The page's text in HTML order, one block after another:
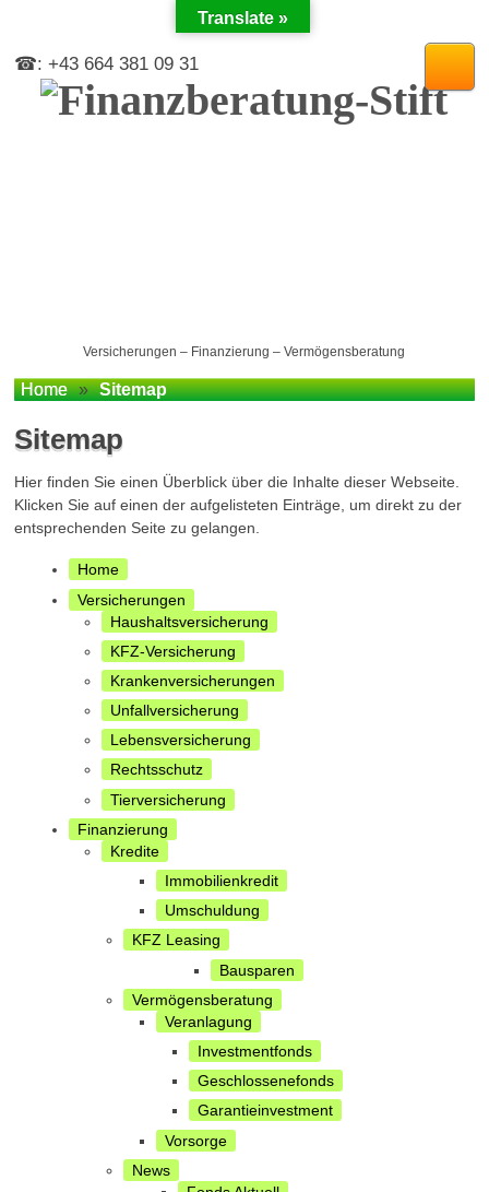
☎: +43 664 381 09 31
Versicherungen – Finanzierung – Vermögensberatung
Home » Sitemap
Sitemap
Hier finden Sie einen Überblick über die Inhalte dieser Webseite.
Klicken Sie auf einen der aufgelisteten Einträge, um direkt zu der
entsprechenden Seite zu gelangen.
Home
Versicherungen
Haushaltsversicherung
KFZ-Versicherung
Krankenversicherungen
Unfallversicherung
Lebensversicherung
Rechtsschutz
Tierversicherung
Finanzierung
Kredite
Immobilienkredit
Umschuldung
KFZ Leasing
Bausparen
Vermögensberatung
Veranlagung
Investmentfonds
Geschlossenefonds
Garantieinvestment
Vorsorge
News
Translate »